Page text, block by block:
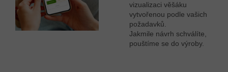
vizualizaci věšáku
vytvořenou podle vašich
požadavků.
Jakmile návrh schválíte,
pouštíme se do výroby.